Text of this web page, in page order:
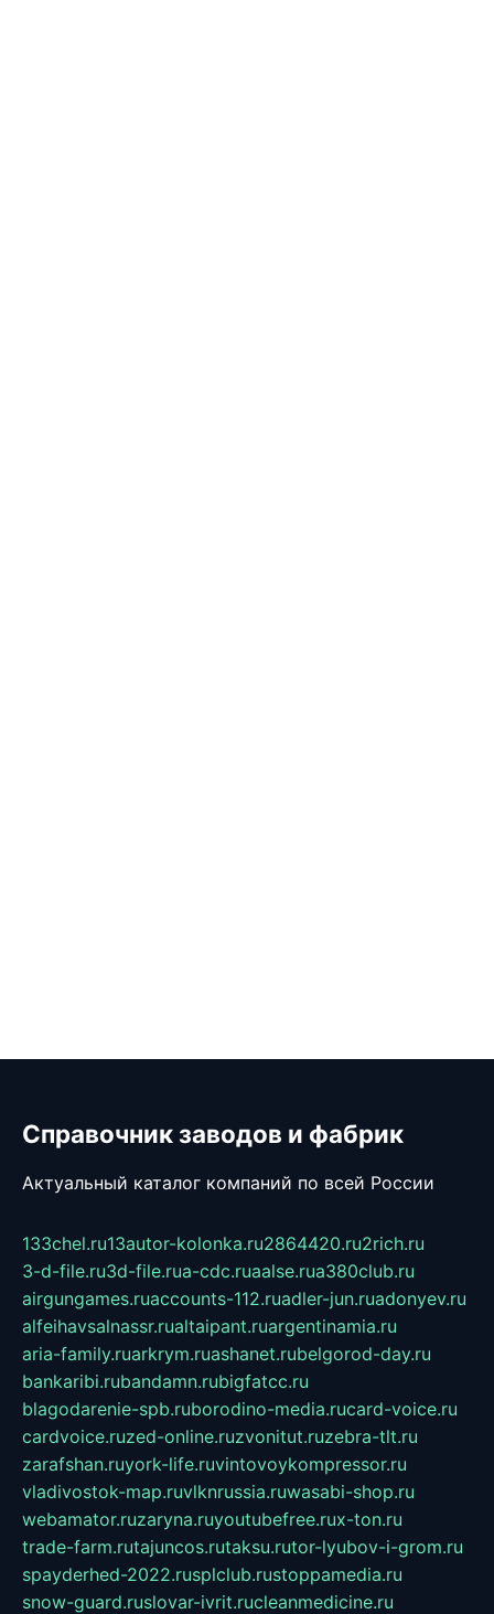
Справочник заводов и фабрик
Актуальный каталог компаний по всей России
133chel.ru13autor-kolonka.ru2864420.ru2rich.ru
3-d-file.ru3d-file.rua-cdc.ruaalse.rua380club.ru
airgungames.ruaccounts-112.ruadler-jun.ruadonyev.ru
alfeihavsalnassr.rualtaipant.ruargentinamia.ru
aria-family.ruarkrym.ruashanet.rubelgorod-day.ru
bankaribi.rubandamn.rubigfatcc.ru
blagodarenie-spb.ruborodino-media.rucard-voice.ru
cardvoice.ruzed-online.ruzvonitut.ruzebra-tlt.ru
zarafshan.ruyork-life.ruvintovoykompressor.ru
vladivostok-map.ruvlknrussia.ruwasabi-shop.ru
webamator.ruzaryna.ruyoutubefree.rux-ton.ru
trade-farm.rutajuncos.rutaksu.rutor-lyubov-i-grom.ru
spayderhed-2022.rusplclub.rustoppamedia.ru
snow-guard.ruslovar-ivrit.rucleanmedicine.ru